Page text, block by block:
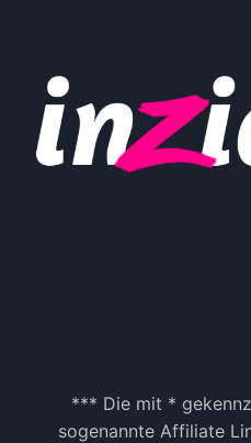
*** Die mit *
sogenannte Affiliate